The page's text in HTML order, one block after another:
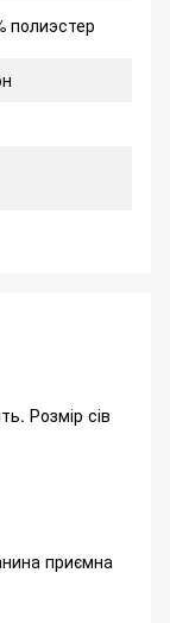
полиэстер
Розмір сів
приємна